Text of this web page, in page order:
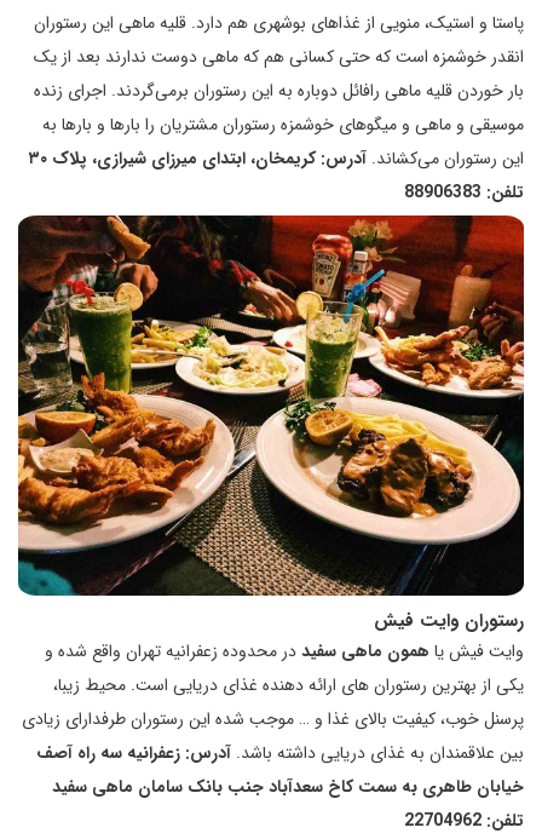
پاستا و استیک، منویی از غذاهای بوشهری هم دارد. قلیه ماهی این رستوران
انقدر خوشمزه است که حتی کسانی هم که ماهی دوست ندارند بعد از یک
بار خوردن قلیه ماهی رافائل دوباره به این رستوران برمی‌گردند. اجرای زنده
موسیقی و ماهی و میگوهای خوشمزه رستوران مشتریان را بارها و بارها به
این رستوران می‌کشاند. آدرس: کریمخان، ابتدای میرزای شیرازی، پلاک ۳۰
تلفن: 88906383
رستوران وایت فیش
وایت فیش یا همون ماهی سفیددر محدوده زعفرانیه تهران واقع شده و
یکی از بهترین رستوران های ارائه دهنده غذای دریایی است. محیط زیبا،
پرسنل خوب، کیفیت بالای غذا و … موجب شده این رستوران طرفدارای زیادی
بین علاقمندان به غذای دریایی داشته باشد. آدرس: زعفرانیه سه راه آصف
خیابان طاهری به سمت کاخ سعدآباد جنب بانک سامان ماهی سفید
تلفن: 22704962